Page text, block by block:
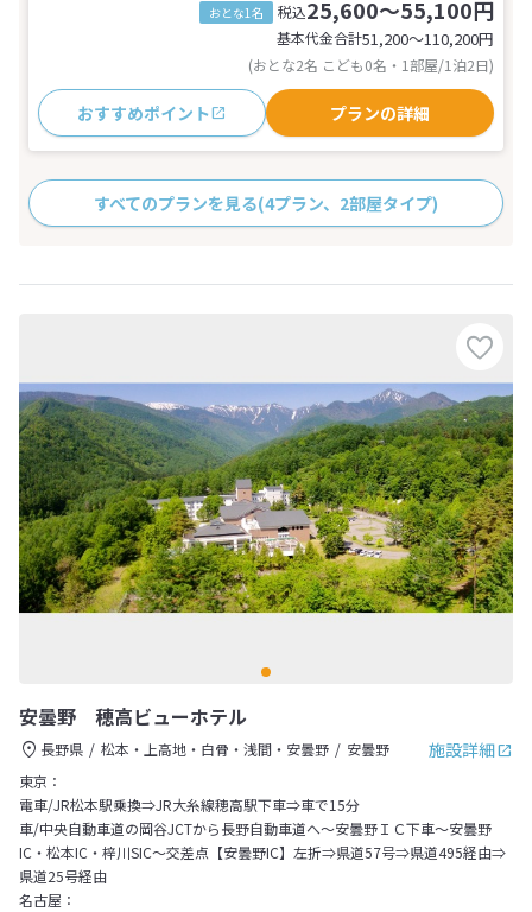
おとな1名 税込25,600～55,100円
基本代金合計51,200〜110,200円
(おとな2名 こども0名・1部屋/1泊2日)
おすすめポイント プランの詳細
すべてのプランを見る(4プラン、2部屋タイプ)
安曇野 穂高ビューホテル
施設詳細
長野県 松本・上高地・白骨・浅間・安曇野
安曇野
東京：
電車/JR松本駅乗換⇒JR大糸線穂高駅下車⇒車で15分
車/中央自動車道の岡谷JCTから長野自動車道へ～安曇野ＩＣ下車～安曇野
IC・松本IC・梓川SIC～交差点【安曇野IC】左折⇒県道57号⇒県道495経由⇒
県道25号経由
名古屋：